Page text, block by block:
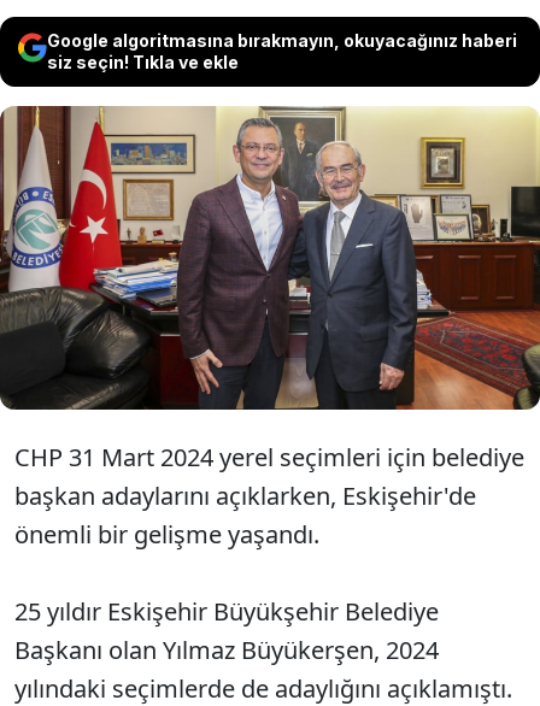
Google algoritmasına bırakmayın, okuyacağınız haberi
siz seçin! Tıkla ve ekle
CHP Genel Başkanı Özgür Özel, sosyal medya X
hesabından yaptığı paylaşımda, 31 Mart
seçimleri için Eskişehir Büyükşehir Belediye
Başkan adaylığından çekilen ve Ayşe Ünlüce'ye
destek veren mevcut belediye başkanı Yılmaz
Büyükerşen'e teşekkür etti.
CHP 31 Mart 2024 yerel seçimleri için belediye
başkan adaylarını açıklarken, Eskişehir'de
önemli bir gelişme yaşandı.
25 yıldır Eskişehir Büyükşehir Belediye
Başkanı olan Yılmaz Büyükerşen, 2024
yılındaki seçimlerde de adaylığını açıklamıştı.